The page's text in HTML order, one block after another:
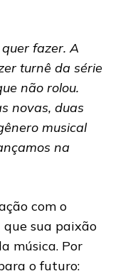
fazer. A
turnê da série
não rolou.
novas, duas
musical
na
com o
sua paixão
música. Por
o futuro: